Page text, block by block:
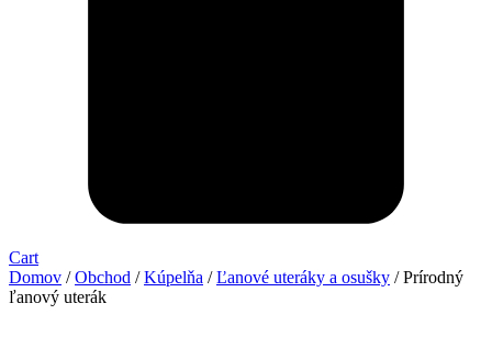
Cart
Domov /Obchod /Kúpelňa /Ľanové uteráky a osušky / Prírodný
ľanový uterák